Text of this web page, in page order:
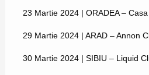
23 Martie 2024 | ORADEA –
29 Martie 2024 | ARAD – Annon
30 Martie 2024 | SIBIU – Liquid